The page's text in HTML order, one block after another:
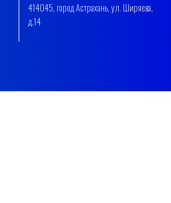
414045, город Астрахань, ул. Ширяева,
д.14